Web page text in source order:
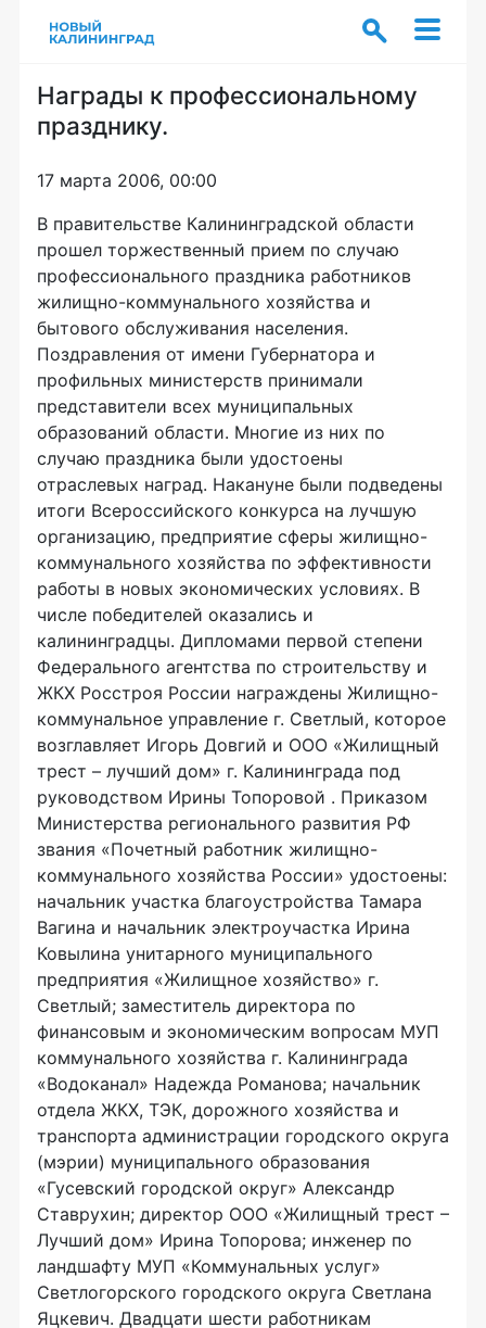
Награды к профессиональному
празднику.
17 марта 2006, 00:00
В правительстве Калининградской области
прошел торжественный прием по случаю
профессионального праздника работников
жилищно-коммунального хозяйства и
бытового обслуживания населения.
Поздравления от имени Губернатора и
профильных министерств принимали
представители всех муниципальных
образований области. Многие из них по
случаю праздника были удостоены
отраслевых наград. Накануне были подведены
итоги Всероссийского конкурса на лучшую
организацию, предприятие сферы жилищно-
коммунального хозяйства по эффективности
работы в новых экономических условиях. В
числе победителей оказались и
калининградцы. Дипломами первой степени
Федерального агентства по строительству и
ЖКХ Росстроя России награждены Жилищно-
коммунальное управление г. Светлый, которое
возглавляет Игорь Довгий и ООО «Жилищный
трест – лучший дом» г. Калининграда под
руководством Ирины Топоровой . Приказом
Министерства регионального развития РФ
звания «Почетный работник жилищно-
коммунального хозяйства России» удостоены:
начальник участка благоустройства Тамара
Вагина и начальник электроучастка Ирина
Ковылина унитарного муниципального
предприятия «Жилищное хозяйство» г.
Светлый; заместитель директора по
финансовым и экономическим вопросам МУП
коммунального хозяйства г. Калининграда
«Водоканал» Надежда Романова; начальник
отдела ЖКХ, ТЭК, дорожного хозяйства и
транспорта администрации городского округа
(мэрии) муниципального образования
«Гусевский городской округ» Александр
Ставрухин; директор ООО «Жилищный трест –
Лучший дом» Ирина Топорова; инженер по
ландшафту МУП «Коммунальных услуг»
Светлогорского городского округа Светлана
Яцкевич. Двадцати шести работникам